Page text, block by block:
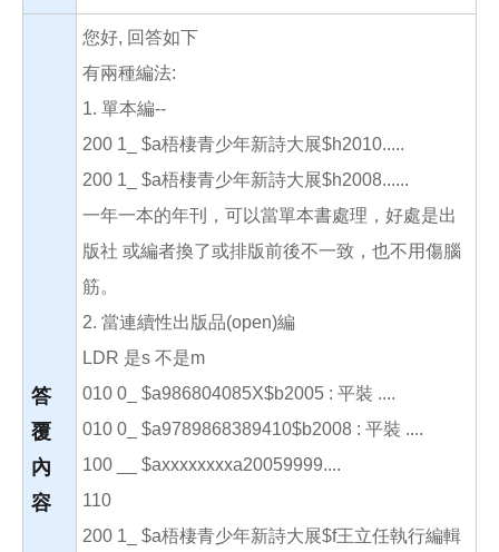
答
覆
內
容
您好, 回答如下
有兩種編法:
1. 單本編--
200 1_ $a梧棲青少年新詩大展$h2010.....
200 1_ $a梧棲青少年新詩大展$h2008......
一年一本的年刊，可以當單本書處理，好處是出
版社 或編者換了或排版前後不一致，也不用傷腦
筋。
2. 當連續性出版品(open)編
LDR 是s 不是m
010 0_ $a986804085X$b2005 : 平裝 ....
010 0_ $a9789868389410$b2008 : 平裝 ....
100 __ $axxxxxxxxa20059999....
110
200 1_ $a梧棲青少年新詩大展$f王立任執行編輯